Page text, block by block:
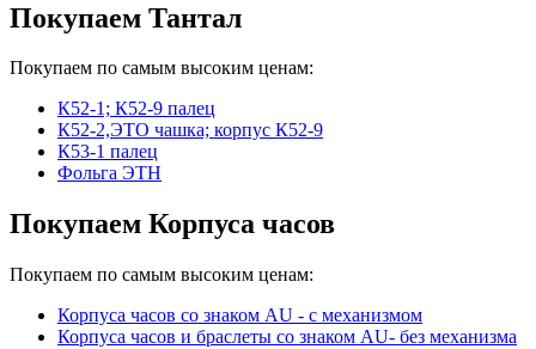
Покупаем Тантал
Покупаем по самым высоким ценам:
К52-1; К52-9 палец
К52-2,ЭТО чашка; корпус К52-9
К53-1 палец
Фольга ЭТН
Покупаем Корпуса часов
Покупаем по самым высоким ценам:
Корпуса часов cо знаком AU - с механизмом
Корпуса часов и браслеты со знаком AU- без механизма